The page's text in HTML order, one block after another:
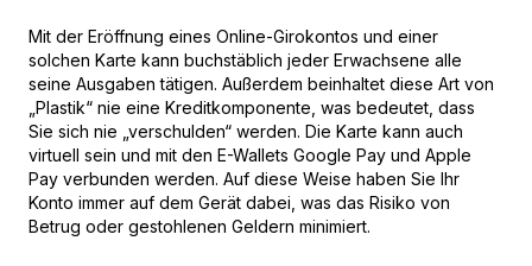
Mit der Eröffnung eines Online-Girokontos und einer
solchen Karte kann buchstäblich jeder Erwachsene alle
seine Ausgaben tätigen. Außerdem beinhaltet diese Art von
„Plastik“ nie eine Kreditkomponente, was bedeutet, dass
Sie sich nie „verschulden“ werden. Die Karte kann auch
virtuell sein und mit den E-Wallets Google Pay und Apple
Pay verbunden werden. Auf diese Weise haben Sie Ihr
Konto immer auf dem Gerät dabei, was das Risiko von
Betrug oder gestohlenen Geldern minimiert.